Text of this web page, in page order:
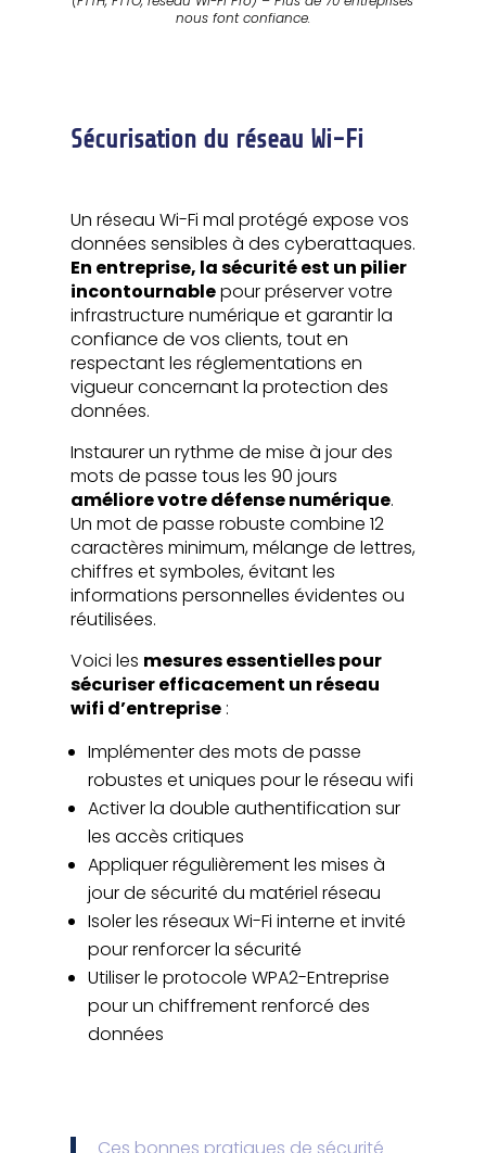
nous font confiance.
Sécurisation du réseau Wi-Fi
Un réseau Wi-Fi mal protégé expose vos
données sensibles à des cyberattaques.
En entreprise, la sécurité est un pilier
incontournablepour préserver votre
infrastructure numérique et garantir la
confiance de vos clients, tout en
respectant les réglementations en
vigueur concernant la protection des
données.
Instaurer un rythme de mise à jour des
mots de passe tous les 90 jours
améliore votre défense numérique.
Un mot de passe robuste combine 12
caractères minimum, mélange de lettres,
chiffres et symboles, évitant les
informations personnelles évidentes ou
réutilisées.
Voici les mesures essentielles pour
sécuriser efficacement un réseau
wifi d’entreprise:
Implémenter des mots de passe
robustes et uniques pour le réseau wifi
Activer la double authentification sur
les accès critiques
Appliquer régulièrement les mises à
jour de sécurité du matériel réseau
Isoler les réseaux Wi-Fi interne et invité
pour renforcer la sécurité
Utiliser le protocole WPA2-Entreprise
pour un chiffrement renforcé des
données
Ces bonnes pratiques de sécurité